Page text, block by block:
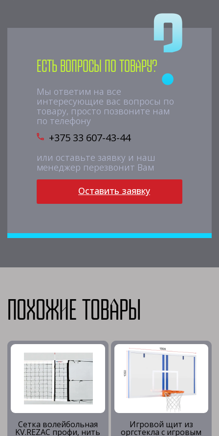
Есть вопросы по товару?
Мы ответим на все
интересующие вас вопросы по
товару, просто позвоните нам
по телефону
+375 33 607-43-44
или оставьте заявку и наш
менеджер перезвонит Вам
Оставить заявку
Похожие товары
Сетка волейбольная
KV.REZAC профи, нить
Игровой щит из
оргстекла с игровым